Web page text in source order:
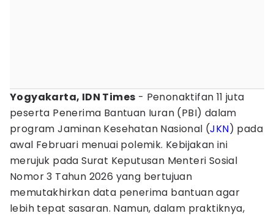
Yogyakarta, IDN Times - Penonaktifan 11 juta
peserta Penerima Bantuan Iuran (PBI) dalam
program Jaminan Kesehatan Nasional (JKN) pada
awal Februari menuai polemik. Kebijakan ini
merujuk pada Surat Keputusan Menteri Sosial
Nomor 3 Tahun 2026 yang bertujuan
memutakhirkan data penerima bantuan agar
lebih tepat sasaran. Namun, dalam praktiknya,